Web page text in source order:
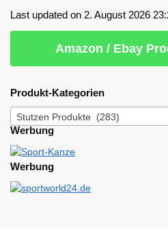
Last updated on 2. August 2026
Amazon / Ebay
Produkt-Kategorien
Stutzen Produkte (283)
Werbung
Werbung